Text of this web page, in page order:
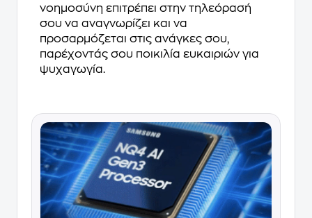
νοημοσύνη επιτρέπει στην τηλεόρασή
σου να αναγνωρίζει και να
προσαρμόζεται στις ανάγκες σου,
παρέχοντάς σου ποικιλία ευκαιριών για
ψυχαγωγία.